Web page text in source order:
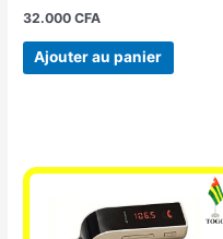
32.000CFA
Ajouter au panier